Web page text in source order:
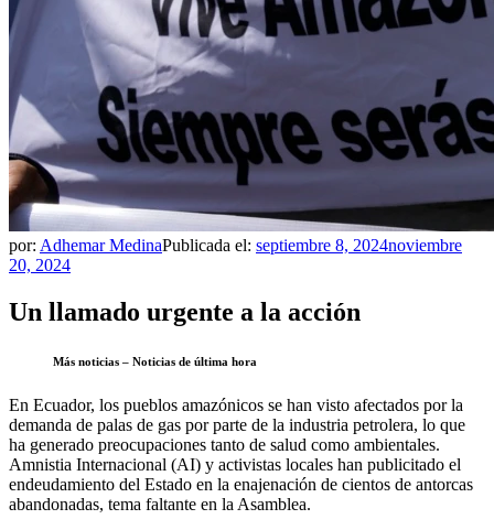
por: Adhemar MedinaPublicada el: septiembre 8, 2024noviembre
20, 2024
Un llamado urgente a la acción
Más noticias – Noticias de última hora
En Ecuador, los pueblos amazónicos se han visto afectados por la
demanda de palas de gas por parte de la industria petrolera, lo que
ha generado preocupaciones tanto de salud como ambientales.
Amnistia Internacional (AI) y activistas locales han publicitado el
endeudamiento del Estado en la enajenación de cientos de antorcas
abandonadas, tema faltante en la Asamblea.